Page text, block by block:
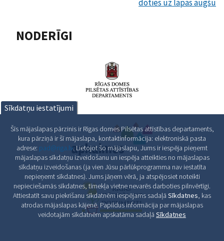
doties uz lapas augšu
NODERĪGI
Sīkdatņu iestatījumi
Šīs mājaslapas pārzinis ir Rīgas domes Pilsētas attīstības departaments,
kura pārziņā ir šī mājaslapa, kontaktinformācija: elektroniskā pasta
adrese: pad@riga.lv. Lietojot šo mājaslapu, Jums ir iespēja pieņemt
mājaslapas sīkdatņu izveidošanu un iespēja atteikties no mājaslapas
sīkdatņu izveidošanas (ja vien Jūsu pārlūkprogramma nav iestatīta
nepieņemt sīkdatnes). Jums jāņem vērā, ja atspējosiet noteikti
nepieciešamās sīkdatnes, tīmekļa vietne nevarēs darboties pilnvērtīgi.
Attiestatīt savu piekrišanu sīkdatnēm iespējams sadaļā Sīkdatnes, kas
atrodas mājaslapas kājenē. Papildus informācija par mājaslapas
veidotajām sīkdatnēm apskatāma sadaļā Sīkdatnes